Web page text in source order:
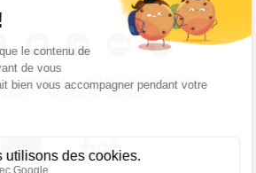
· CONTACTS · LETTRE D'INFORMATION ·
MENTIONS LÉGALES